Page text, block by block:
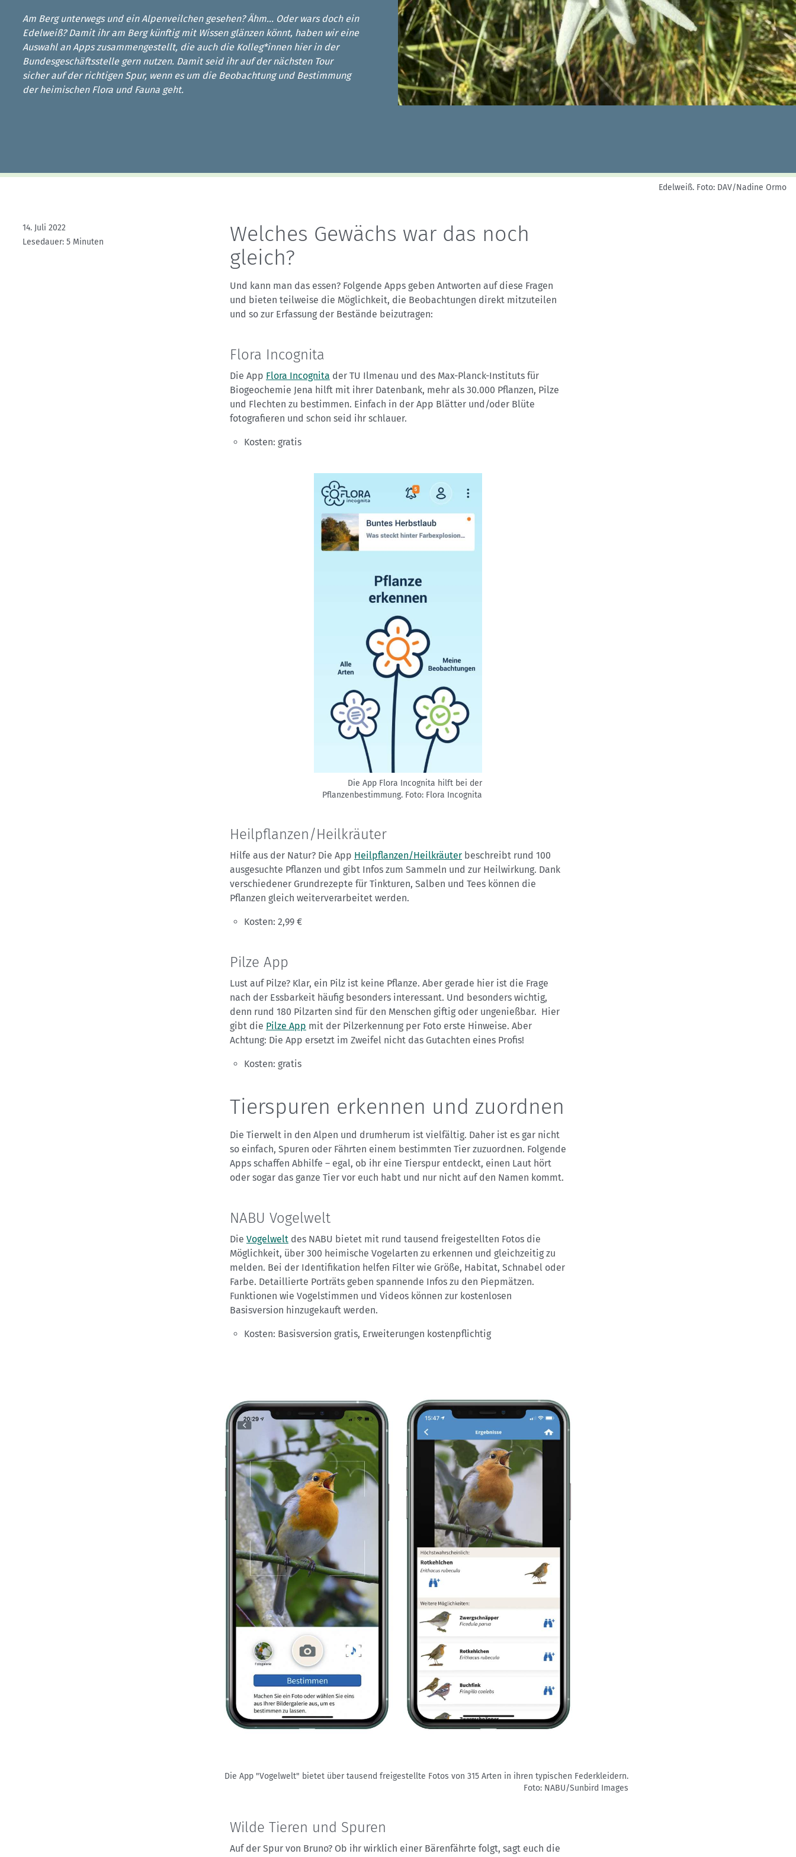
Wandern und Bergsteigen
Wettkampfklettern
Am Berg unterwegs und ein Alpenveilchen gesehen? Ähm… Oder wars doch ein
Edelweiß? Damit ihr am Berg künftig mit Wissen glänzen könnt, haben wir eine
Auswahl an Apps zusammengestellt, die auch die Kolleg*innen hier in der
Bundesgeschäftsstelle gern nutzen. Damit seid ihr auf der nächsten Tour
sicher auf der richtigen Spur, wenn es um die Beobachtung und Bestimmung
der heimischen Flora und Fauna geht.
Edelweiß. Foto: DAV/Nadine Ormo
14. Juli 2022
Lesedauer: 5 Minuten
Welches Gewächs war das noch
gleich?
Und kann man das essen? Folgende Apps geben Antworten auf diese Fragen
und bieten teilweise die Möglichkeit, die Beobachtungen direkt mitzuteilen
und so zur Erfassung der Bestände beizutragen:
Flora Incognita
Die App Flora Incognita der TU Ilmenau und des Max-Planck-Instituts für
Biogeochemie Jena hilft mit ihrer Datenbank, mehr als 30.000 Pflanzen, Pilze
und Flechten zu bestimmen. Einfach in der App Blätter und/oder Blüte
fotografieren und schon seid ihr schlauer.
Kosten: gratis
Die App Flora Incognita hilft bei der
Pflanzenbestimmung. Foto: Flora Incognita
Heilpflanzen/Heilkräuter
Hilfe aus der Natur? Die App Heilpflanzen/Heilkräuter beschreibt rund 100
ausgesuchte Pflanzen und gibt Infos zum Sammeln und zur Heilwirkung. Dank
verschiedener Grundrezepte für Tinkturen, Salben und Tees können die
Pflanzen gleich weiterverarbeitet werden.
Kosten: 2,99 €
Pilze App
Lust auf Pilze? Klar, ein Pilz ist keine Pflanze. Aber gerade hier ist die Frage
nach der Essbarkeit häufig besonders interessant. Und besonders wichtig,
denn rund 180 Pilzarten sind für den Menschen giftig oder ungenießbar. Hier
gibt die Pilze App mit der Pilzerkennung per Foto erste Hinweise. Aber
Achtung: Die App ersetzt im Zweifel nicht das Gutachten eines Profis!
Kosten: gratis
Tierspuren erkennen und zuordnen
Die Tierwelt in den Alpen und drumherum ist vielfältig. Daher ist es gar nicht
so einfach, Spuren oder Fährten einem bestimmten Tier zuzuordnen. Folgende
Apps schaffen Abhilfe – egal, ob ihr eine Tierspur entdeckt, einen Laut hört
oder sogar das ganze Tier vor euch habt und nur nicht auf den Namen kommt.
NABU Vogelwelt
Die Vogelwelt des NABU bietet mit rund tausend freigestellten Fotos die
Möglichkeit, über 300 heimische Vogelarten zu erkennen und gleichzeitig zu
melden. Bei der Identifikation helfen Filter wie Größe, Habitat, Schnabel oder
Farbe. Detaillierte Porträts geben spannende Infos zu den Piepmätzen.
Funktionen wie Vogelstimmen und Videos können zur kostenlosen
Basisversion hinzugekauft werden.
Kosten: Basisversion gratis, Erweiterungen kostenpflichtig
Die App "Vogelwelt" bietet über tausend freigestellte Fotos von 315 Arten in ihren typischen Federkleidern.
Foto: NABU/Sunbird Images
Wilde Tieren und Spuren
Auf der Spur von Bruno? Ob ihr wirklich einer Bärenfährte folgt, sagt euch die